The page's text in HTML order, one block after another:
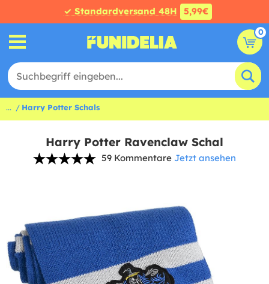
✓ Standardversand 48H 5,99€
0
... Harry Potter Schals
Harry Potter Ravenclaw Schal
59 Kommentare Jetzt ansehen